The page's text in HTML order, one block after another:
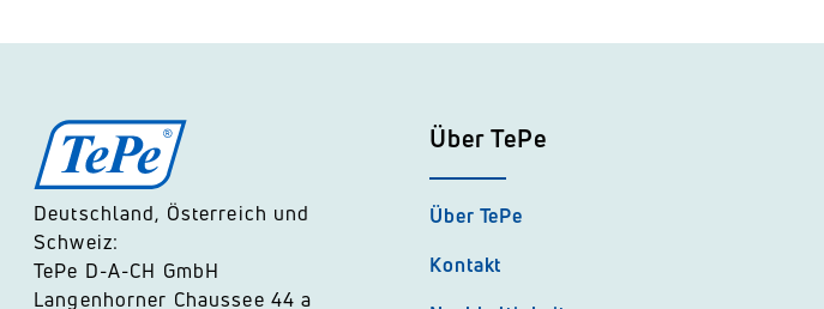
Deutschland, Österreich und
Schweiz:
TePe D-A-CH GmbH
Langenhorner Chaussee 44 a
Über TePe
Über TePe
Kontakt